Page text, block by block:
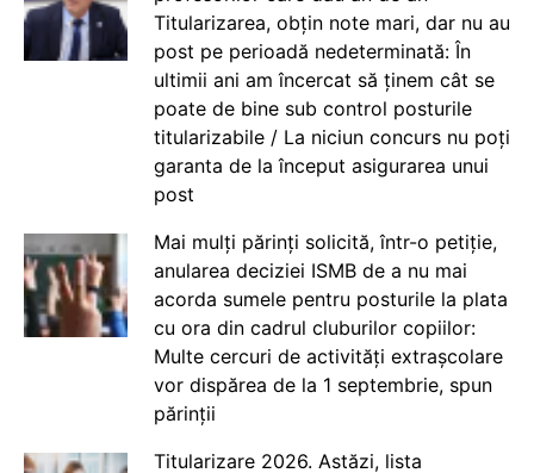
Titularizarea, obțin note mari, dar nu au
post pe perioadă nedeterminată: În
ultimii ani am încercat să ținem cât se
poate de bine sub control posturile
titularizabile / La niciun concurs nu poți
garanta de la început asigurarea unui
post
Mai mulți părinți solicită, într-o petiție,
anularea deciziei ISMB de a nu mai
acorda sumele pentru posturile la plata
cu ora din cadrul cluburilor copiilor:
Multe cercuri de activități extrașcolare
vor dispărea de la 1 septembrie, spun
părinții
Titularizare 2026. Astăzi, lista